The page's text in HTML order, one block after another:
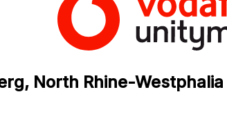
North Rhine-Westphalia